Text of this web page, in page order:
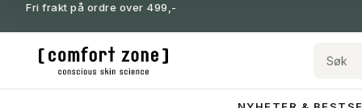
Fri frakt på ordre over 499,-